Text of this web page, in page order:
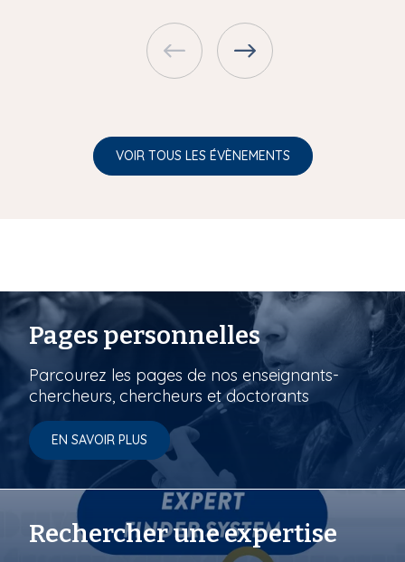
VOIR TOUS LES ÉVÈNEMENTS
Pages personnelles
Parcourez les pages de nos enseignants-
chercheurs, chercheurs et doctorants
EN SAVOIR PLUS
Rechercher une expertise